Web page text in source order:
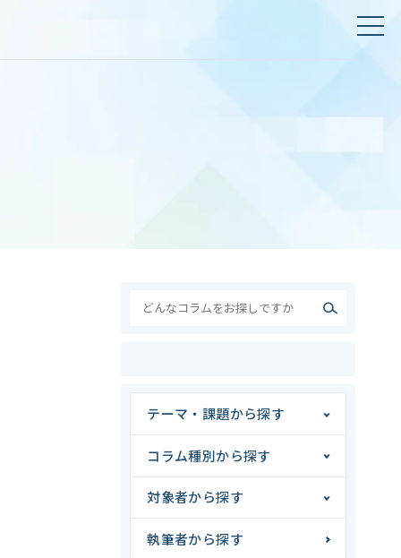
テーマ・課題から探す
コラム種別から探す
対象者から探す
執筆者から探す